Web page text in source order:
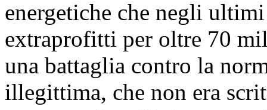
energetiche che negli
extraprofitti per oltre 70
una battaglia contro la
illegittima, che non era